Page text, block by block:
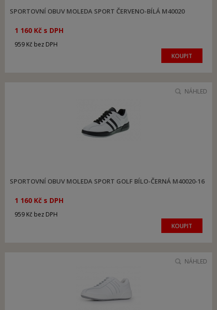
SPORTOVNÍ OBUV MOLEDA SPORT ČERVENO-BÍLÁ M40020
1 160 Kč s DPH
959 Kč bez DPH
KOUPIT
SPORTOVNÍ OBUV MOLEDA SPORT GOLF BÍLO-ČERNÁ M40020-16
1 160 Kč s DPH
959 Kč bez DPH
KOUPIT
NÁHLED
NÁHLED